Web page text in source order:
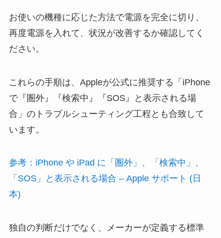
お使いの機種に応じた方法で電源を完全に切り、
再度電源を入れて、状況が改善するか確認してく
ださい。
これらの手順は、Appleが公式に推奨する「iPhone
で『圏外』『検索中』『SOS』と表示される場
合」のトラブルシューティング工程とも合致して
います。
参考：iPhone や iPad に「圏外」、「検索中」、
「SOS」と表示される場合 – Apple サポート (日
本)
独自の判断だけでなく、メーカーが定義する標準